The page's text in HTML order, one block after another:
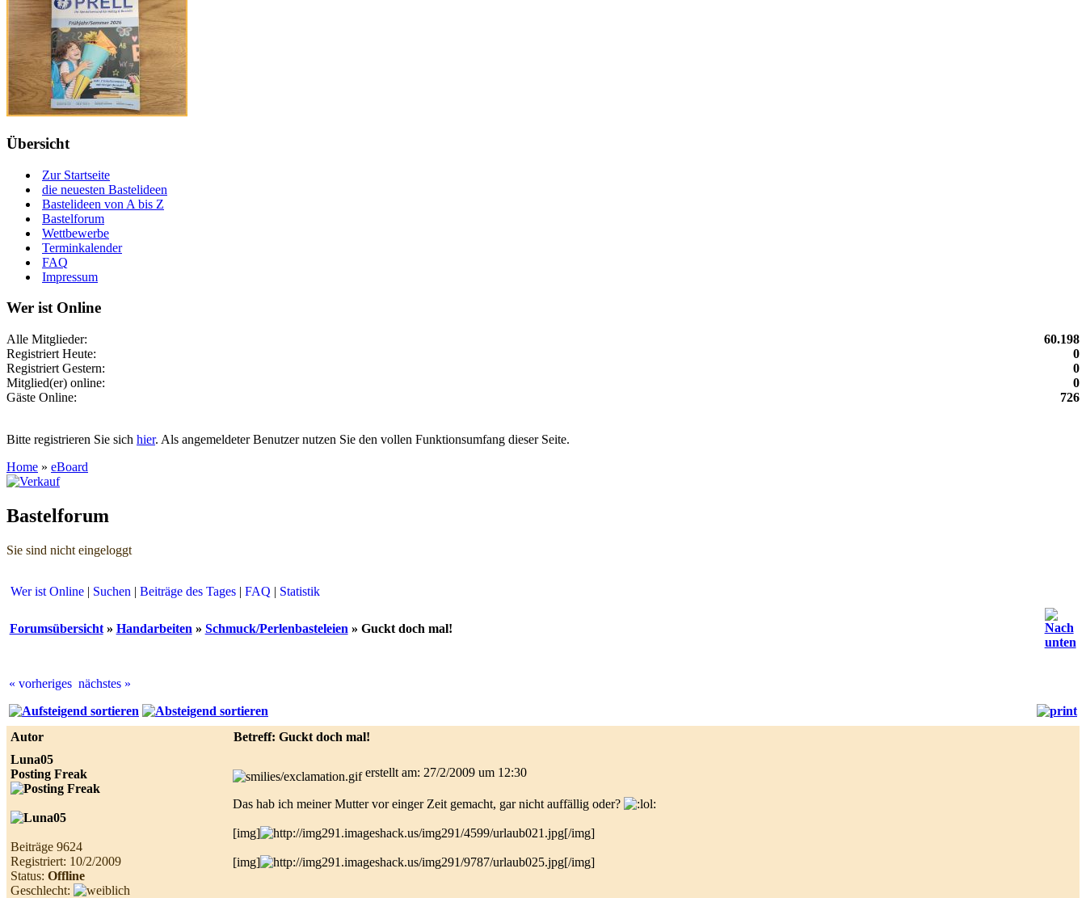
Übersicht
Zur Startseite
die neuesten Bastelideen
Bastelideen von A bis Z
Bastelforum
Wettbewerbe
Terminkalender
FAQ
Impressum
Wer ist Online
Alle Mitglieder:
60.198
Registriert Heute:
0
Registriert Gestern:
0
Mitglied(er) online:
0
Gäste Online:
726
Bitte registrieren Sie sich hier. Als angemeldeter Benutzer nutzen Sie den vollen Funktionsumfang dieser Seite.
Home » eBoard
Bastelforum
Sie sind nicht eingeloggt
Wer ist Online | Suchen | Beiträge des Tages | FAQ | Statistik
Forumsübersicht» Handarbeiten » Schmuck/Perlenbasteleien » Guckt doch mal!
online
live
casino
reviews.
« vorheriges nächstes »
Autor
Betreff: Guckt doch mal!
Luna05
Posting Freak
Beiträge 9624
Registriert: 10/2/2009
Status: Offline
Geschlecht:
erstellt am: 27/2/2009 um 12:30
Das hab ich meiner Mutter vor einger Zeit gemacht, gar nicht auffällig oder?
[img] [/img]
[img] [/img]